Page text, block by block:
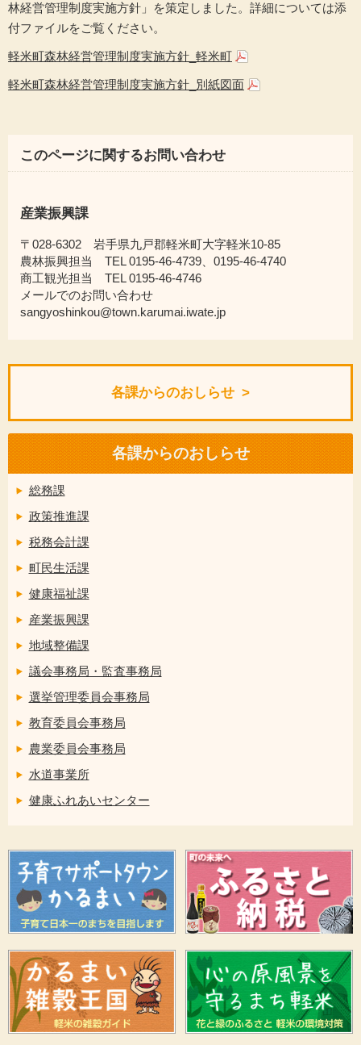
林経営管理制度実施方針」を策定しました。詳細については添
付ファイルをご覧ください。
軽米町森林経営管理制度実施方針_軽米町
軽米町森林経営管理制度実施方針_別紙図面
このページに関するお問い合わせ
産業振興課
〒028-6302 岩手県九戸郡軽米町大字軽米10-85
農林振興担当 TEL 0195-46-4739、0195-46-4740
商工観光担当 TEL 0195-46-4746
メールでのお問い合わせ
sangyoshinkou@town.karumai.iwate.jp
各課からのおしらせ
各課からのおしらせ
総務課
政策推進課
税務会計課
町民生活課
健康福祉課
産業振興課
地域整備課
議会事務局・監査事務局
選挙管理委員会事務局
教育委員会事務局
農業委員会事務局
水道事業所
健康ふれあいセンター